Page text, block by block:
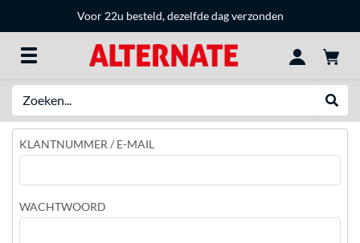
Voor 22u besteld, dezelfde dag verzonden
KLANTNUMMER / E-MAIL
WACHTWOORD